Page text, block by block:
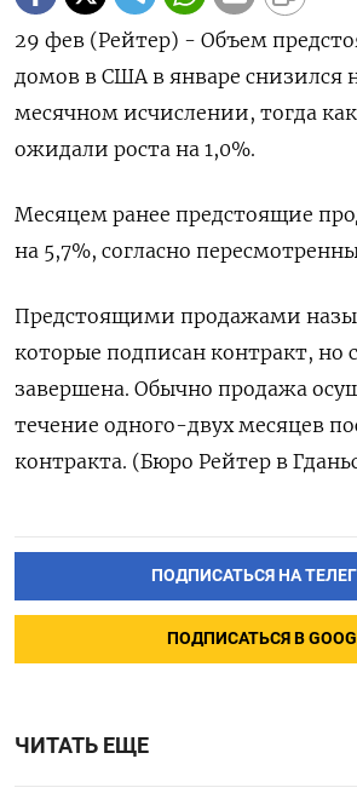
29 фев (Рейтер) - Объем
домов в США в январе снизился
месячном исчислении, тогда
ожидали роста на 1,0%.
Месяцем ранее предстоящие
на 5,7%, согласно
Предстоящими продажами
которые подписан контракт, но
завершена. Обычно продажа
течение одного-двух месяцев
контракта. (Бюро Рейтер в
ПОДПИСАТЬСЯ НА
ПОДПИСАТЬСЯ В
ЧИТАТЬ ЕЩЕ